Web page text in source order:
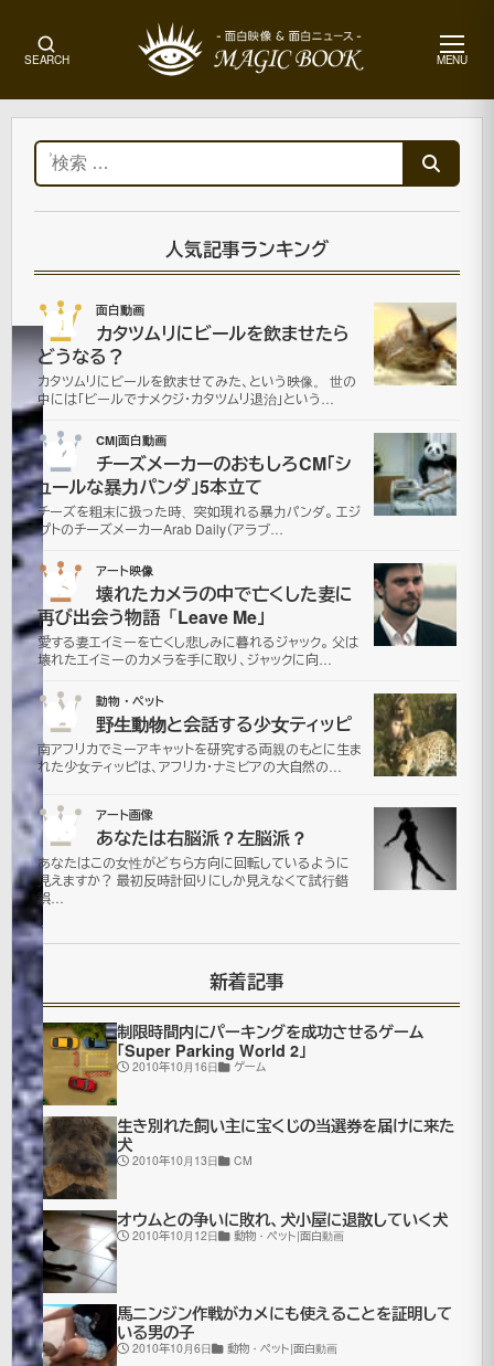
SEARCH MENU
メ
ュ
ー
ー
ル
ー
マ
ニ
ア
の
ド
ラ
キ
ュ
ラ
城
が
売
り
に
出
て
い
る？
2007
検
索:
人気記事ランキング
01 面白動画
カタツムリにビールを飲ませたら
どうなる？
カタツムリにビールを飲ませてみた、という映像。 世の
中には「ビールでナメクジ・カタツムリ退治」という…
02 CM|面白動画
チーズメーカーのおもしろCM「シ
ュールな暴力パンダ」5本立て
チーズを粗末に扱った時、突如現れる暴力パンダ。 エジ
プトのチーズメーカーArab Daily（アラブ…
03 アート映像
壊れたカメラの中で亡くした妻に
再び出会う物語「Leave Me」
愛する妻エイミーを亡くし悲しみに暮れるジャック。 父は
壊れたエイミーのカメラを手に取り、ジャックに向…
04 動物・ペット
野生動物と会話する少女ティッピ
南アフリカでミーアキャットを研究する両親のもとに生ま
れた少女ティッピは、アフリカ・ナミビアの大自然の…
05 アート画像
あなたは右脳派？左脳派？
あなたはこの女性がどちら方向に回転しているように
見えますか？ 最初反時計回りにしか見えなくて試行錯
誤…
新着記事
制限時間内にパーキングを成功させるゲーム
「Super Parking World 2」
2010年10月16日 ゲーム
生き別れた飼い主に宝くじの当選券を届けに来た
犬
2010年10月13日 CM
オウムとの争いに敗れ、犬小屋に退散していく犬
2010年10月12日 動物・ペット|面白動画
馬ニンジン作戦がカメにも使えることを証明して
いる男の子
2010年10月6日 動物・ペット|面白動画